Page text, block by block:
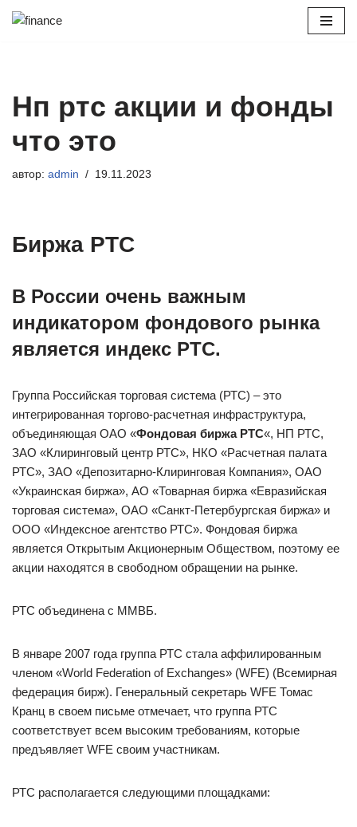
Нп ртс акции и фонды
что это
автор: admin 19.11.2023
Биржа РТС
В России очень важным
индикатором фондового рынка
является индекс РТС.
Группа Российская торговая система (РТС) – это
интегрированная торгово-расчетная инфраструктура,
объединяющая ОАО «Фондовая биржа РТС«, НП РТС,
ЗАО «Клиринговый центр РТС», НКО «Расчетная палата
РТС», ЗАО «Депозитарно-Клиринговая Компания», ОАО
«Украинская биржа», АО «Товарная биржа «Евразийская
торговая система», ОАО «Санкт-Петербургская биржа» и
ООО «Индексное агентство РТС». Фондовая биржа
является Открытым Акционерным Обществом, поэтому ее
акции находятся в свободном обращении на рынке.
РТС объединена с ММВБ.
В январе 2007 года группа РТС стала аффилированным
членом «World Federation of Exchanges» (WFE) (Всемирная
федерация бирж). Генеральный секретарь WFE Томас
Кранц в своем письме отмечает, что группа РТС
соответствует всем высоким требованиям, которые
предъявляет WFE своим участникам.
РТC располагается следующими площадками: